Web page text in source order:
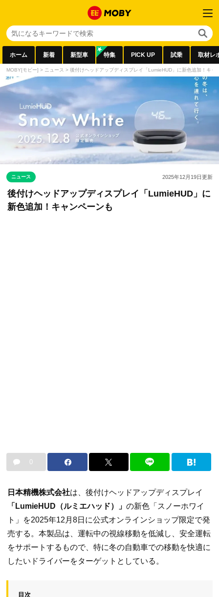
ホーム 新着 新型車 特集 PICK UP 試乗 取材レ
MOBY[モビー] > ニュース > 後付けヘッドアップディスプレイ「LumieHUD」に新色追加！キャ
ニュース 2025年12月19日更新
後付けヘッドアップディスプレイ「LumieHUD」に
新色追加！キャンペーンも
0
日本精機株式会社は、後付けヘッドアップディスプレイ
「LumieHUD（ルミエハッド）」 の新色「スノーホワイ
ト」を2025年12月8日に公式オンラインショップ限定で発
売する。本製品は、運転中の視線移動を低減し、安全運転
をサポートするもので、特に冬の自動車での移動を快適に
したいドライバーをターゲットとしている。
目次